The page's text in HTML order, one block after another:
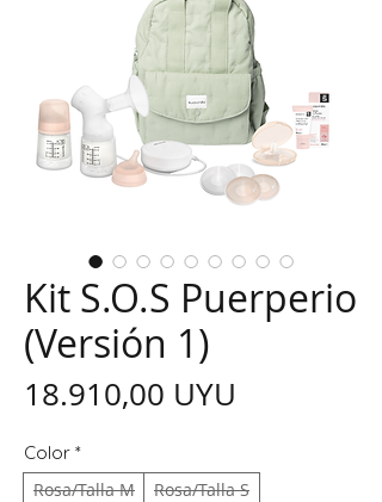
Kit S.O.S Puerperio
(Versión 1)
18.910,00 UYU
Color *
Rosa/Talla M
Rosa/Talla S